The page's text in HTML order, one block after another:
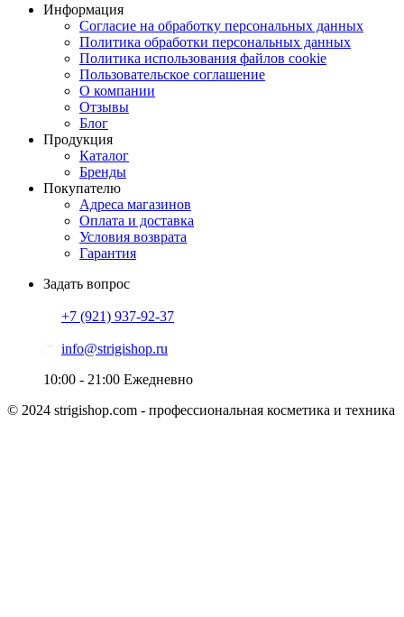
Информация
Согласие на обработку персональных данных
Политика обработки персональных данных
Политика использования файлов cookie
Пользовательское соглашение
О компании
Отзывы
Блог
Продукция
Каталог
Бренды
Покупателю
Адреса магазинов
Оплата и доставка
Условия возврата
Гарантия
Задать вопрос
+7 (921) 937-92-37
info@strigishop.ru
10:00 - 21:00 Ежедневно
© 2024 strigishop.com - профессиональная косметика и техника